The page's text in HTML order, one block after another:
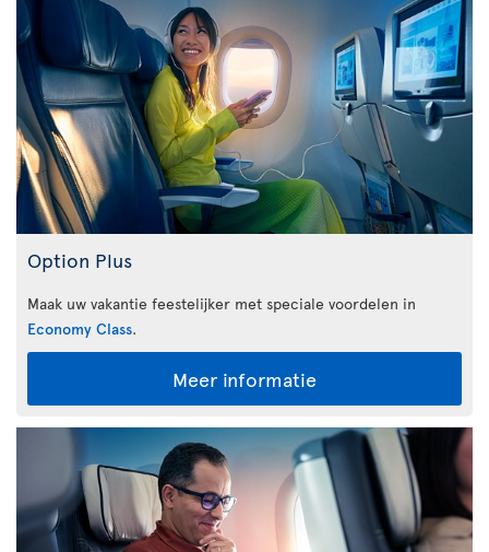
Option Plus
Maak uw vakantie feestelijker met speciale voordelen in
Economy Class.
Meer informatie